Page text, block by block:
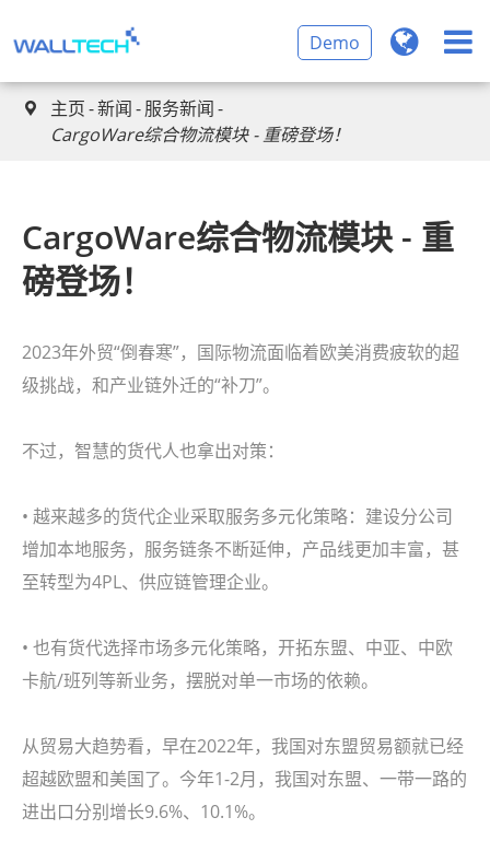
Demo
 主页 新闻 服务新闻
CargoWare综合物流模块 - 重磅登场！
CargoWare综合物流模块 - 重
磅登场！
2023年外贸“倒春寒”，国际物流面临着欧美消费疲软的超
级挑战，和产业链外迁的“补刀”。
不过，智慧的货代人也拿出对策：
• 越来越多的货代企业采取服务多元化策略：建设分公司
增加本地服务，服务链条不断延伸，产品线更加丰富，甚
至转型为4PL、供应链管理企业。
• 也有货代选择市场多元化策略，开拓东盟、中亚、中欧
卡航/班列等新业务，摆脱对单一市场的依赖。
从贸易大趋势看，早在2022年，我国对东盟贸易额就已经
超越欧盟和美国了。今年1-2月，我国对东盟、一带一路的
进出口分别增长9.6%、10.1%。